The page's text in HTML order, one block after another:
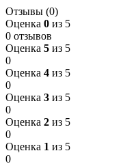
Отзывы (0)
Оценка 0 из 5
0 отзывов
Оценка 5 из 5
0
Оценка 4 из 5
0
Оценка 3 из 5
0
Оценка 2 из 5
0
Оценка 1 из 5
0